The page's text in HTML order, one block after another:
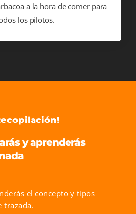
a la hora de comer para
los pilotos.
y aprenderás
el concepto y tipos
trazada.